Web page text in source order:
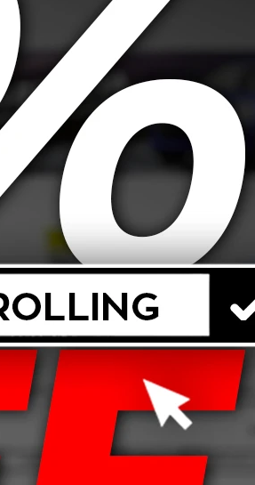
3.00-18 47S Dunlop TT900 4PR
USD
165/70 R13 79T Dunlop R1 BR
USD 83,00